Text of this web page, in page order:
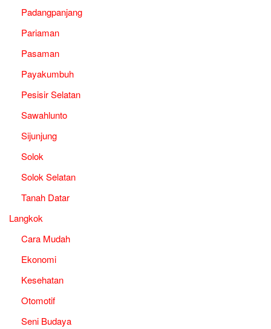
Padangpanjang
Pariaman
Pasaman
Payakumbuh
Pesisir Selatan
Sawahlunto
Sijunjung
Solok
Solok Selatan
Tanah Datar
Langkok
Cara Mudah
Ekonomi
Kesehatan
Otomotif
Seni Budaya